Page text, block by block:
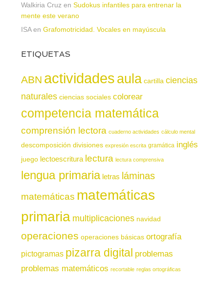
Walkiria Cruz en Sudokus infantiles para entrenar la
mente este verano
ISAen Grafomotricidad. Vocales en mayúscula
ETIQUETAS
ABN actividadesaula cartilla ciencias
naturales ciencias sociales colorear
competencia matemática
comprensión lectora cuaderno actividades cálculo mental
descomposición divisiones expresión escrita gramática inglés
juego lectoescritura lectura lectura comprensiva
lengua primaria letras láminas
matemáticas matemáticas
primaria multiplicaciones navidad
operaciones operaciones básicas ortografía
pictogramas pizarra digital problemas
problemas matemáticos recortable reglas ortográficas